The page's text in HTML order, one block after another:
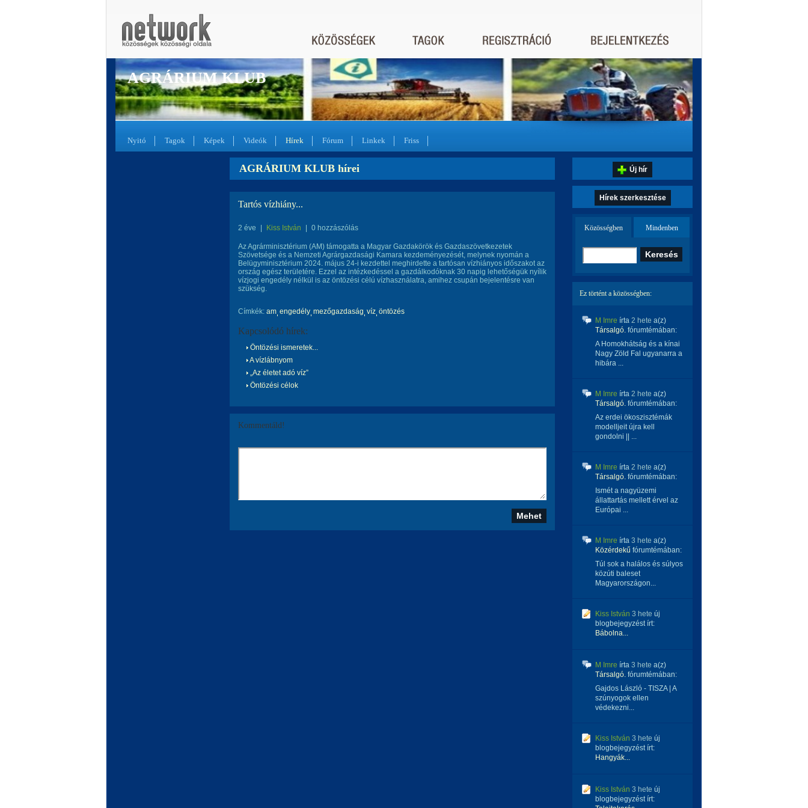
AGRÁRIUM KLUB
Nyitó Tagok Képek Videók Hírek Fórum Linkek Friss
AGRÁRIUM KLUB hírei
Tartós vízhiány...
2 éve Kiss István 0 hozzászólás
Az Agrárminisztérium (AM) támogatta a Magyar Gazdakörök és Gazdaszövetkezetek
Szövetsége és a Nemzeti Agrárgazdasági Kamara kezdeményezését, melynek nyomán a
Belügyminisztérium 2024. május 24-i kezdettel meghirdette a tartósan vízhiányos időszakot az
ország egész területére. Ezzel az intézkedéssel a gazdálkodóknak 30 napig lehetőségük nyílik
vízjogi engedély nélkül is az öntözési célú vízhasználatra, amihez csupán bejelentésre van
szükség.
Címkék: am engedély mezőgazdaság víz öntözés
Kapcsolódó hírek:
Öntözési ismeretek...
A vízlábnyom
„Az életet adó víz”
Öntözési célok
Kommentáld!
Új hír
Hírek szerkesztése
Közösségben Mindenben
Ez történt a közösségben:
M Imre írta 2 hete a(z)
Társalgó. fórumtémában:
A Homokhátság és a kínai
Nagy Zöld Fal ugyanarra a
hibára ...
M Imre írta 2 hete a(z)
Társalgó. fórumtémában:
Az erdei ökoszisztémák
modelljeit újra kell
gondolni || ...
M Imre írta 2 hete a(z)
Társalgó. fórumtémában:
Ismét a nagyüzemi
állattartás mellett érvel az
Európai ...
M Imre írta 3 hete a(z)
Közérdekű fórumtémában:
Túl sok a halálos és súlyos
közúti baleset
Magyarországon...
Kiss István 3 hete új
blogbejegyzést írt:
Bábolna...
M Imre írta 3 hete a(z)
Társalgó. fórumtémában:
Gajdos László - TISZA | A
szúnyogok ellen
védekezni...
Kiss István 3 hete új
blogbejegyzést írt:
Hangyák...
Kiss István 3 hete új
blogbejegyzést írt: